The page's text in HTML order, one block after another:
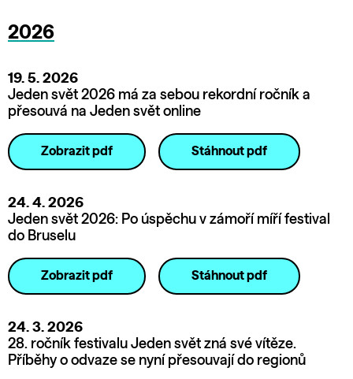
2026
19. 5. 2026
Jeden svět 2026 má za sebou rekordní ročník a
přesouvá na Jeden svět online
Zobrazit pdf Stáhnout pdf
24. 4. 2026
Jeden svět 2026: Po úspěchu v zámoří míří festival
do Bruselu
Zobrazit pdf Stáhnout pdf
24. 3. 2026
28. ročník festivalu Jeden svět zná své vítěze.
Příběhy o odvaze se nyní přesouvají do regionů